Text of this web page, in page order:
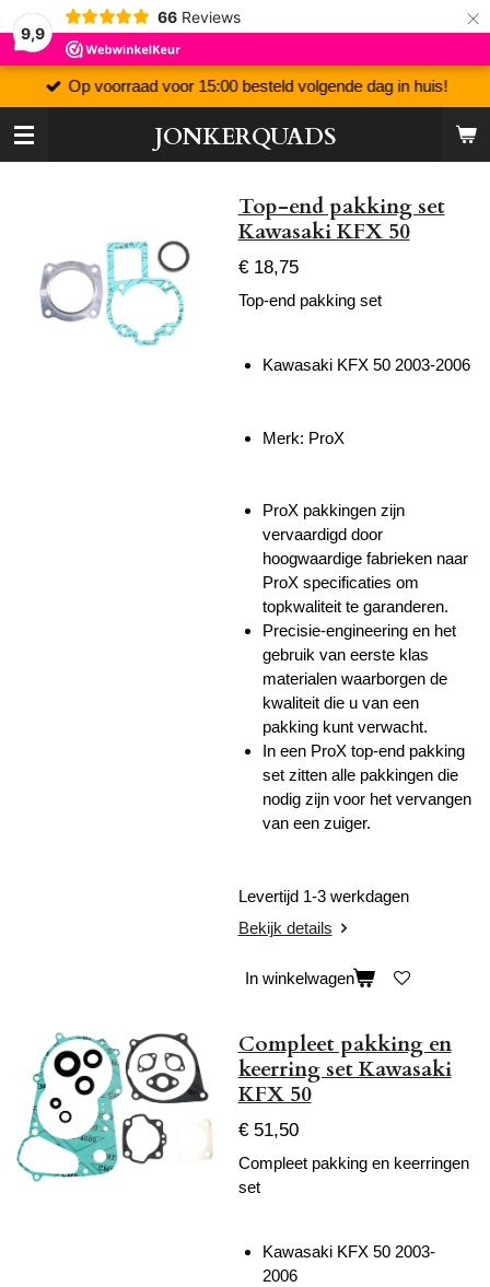
9,9
66 Reviews ×
JONKERQUADS
Op voorraad voor 15:00 besteld volgende dag in huis!
Top-end pakking set
Kawasaki KFX 50
€ 18,75
Top-end pakking set
Kawasaki KFX 50 2003-2006
Merk: ProX
ProX pakkingen zijn
vervaardigd door
hoogwaardige fabrieken naar
ProX specificaties om
topkwaliteit te garanderen.
Precisie-engineering en het
gebruik van eerste klas
materialen waarborgen de
kwaliteit die u van een
pakking kunt verwacht.
In een ProX top-end pakking
set zitten alle pakkingen die
nodig zijn voor het vervangen
van een zuiger.
Levertijd 1-3 werkdagen
Bekijk details
In winkelwagen
Compleet pakking en
keerring set Kawasaki
KFX 50
€ 51,50
Compleet pakking en keerringen
set
Kawasaki KFX 50 2003-
2006